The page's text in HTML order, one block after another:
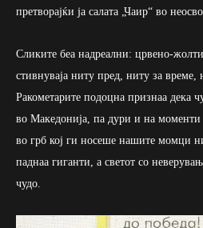
претворајќи ја салата „Чаир“ во
Сликите беа надреални: црвено-
стивнуваја ниту пред, ниту за време,
Ракометарите подоцна признаа дека
во Македонија, па дури и на моменти
во грб кој ги носеше нашите момци
паднаа гиганти, а светот со
чудо.